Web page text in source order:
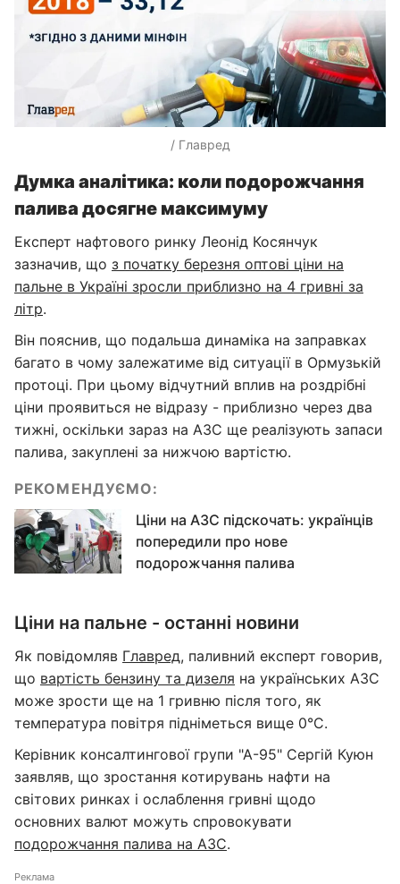
/ Главред
Думка аналітика: коли подорожчання
палива досягне максимуму
Експерт нафтового ринку Леонід Косянчук
зазначив, що з початку березня оптові ціни на
пальне в Україні зросли приблизно на 4 гривні за
літр.
Він пояснив, що подальша динаміка на заправках
багато в чому залежатиме від ситуації в Ормузькій
протоці. При цьому відчутний вплив на роздрібні
ціни проявиться не відразу - приблизно через два
тижні, оскільки зараз на АЗС ще реалізують запаси
палива, закуплені за нижчою вартістю.
РЕКОМЕНДУЄМО:
Ціни на АЗС підскочать: українців
попередили про нове
подорожчання палива
Ціни на пальне - останні новини
Як повідомляв Главред, паливний експерт говорив,
що вартість бензину та дизеля на українських АЗС
може зрости ще на 1 гривню після того, як
температура повітря підніметься вище 0°C.
Керівник консалтингової групи "А-95" Сергій Куюн
заявляв, що зростання котирувань нафти на
світових ринках і ослаблення гривні щодо
основних валют можуть спровокувати
подорожчання палива на АЗС.
Реклама